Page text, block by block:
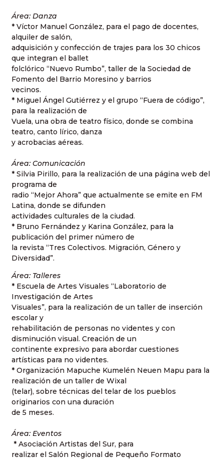
Área: Danza
* Víctor Manuel González, para el pago de docentes,
alquiler de salón,
adquisición y confección de trajes para los 30 chicos
que integran el ballet
folclórico “Nuevo Rumbo”, taller de la Sociedad de
Fomento del Barrio Moresino y barrios
vecinos.
* Miguel Ángel Gutiérrez y el grupo “Fuera de código”,
para la realización de
Vuela, una obra de teatro físico, donde se combina
teatro, canto lírico, danza
y acrobacias aéreas.
Área: Comunicación
* Silvia Pirillo, para la realización de una página web del
programa de
radio “Mejor Ahora” que actualmente se emite en FM
Latina, donde se difunden
actividades culturales de la ciudad.
* Bruno Fernández y Karina González, para la
publicación del primer número de
la revista “Tres Colectivos. Migración, Género y
Diversidad”.
Área: Talleres
* Escuela de Artes Visuales “Laboratorio de
Investigación de Artes
Visuales”, para la realización de un taller de inserción
escolar y
rehabilitación de personas no videntes y con
disminución visual. Creación de un
continente expresivo para abordar cuestiones
artísticas para no videntes.
* Organización Mapuche Kumelén Neuen Mapu para la
realización de un taller de Wixal
(telar), sobre técnicas del telar de los pueblos
originarios con una duración
de 5 meses.
Área: Eventos
* Asociación Artistas del Sur, para
realizar el Salón Regional de Pequeño Formato